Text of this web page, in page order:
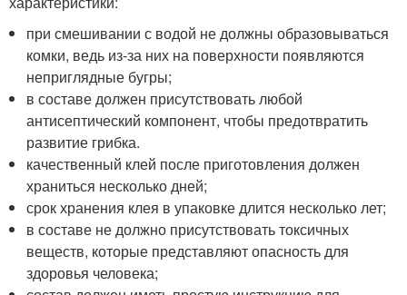
при смешивании с водой не должны образовываться
комки, ведь из-за них на поверхности появляются
неприглядные бугры;
в составе должен присутствовать любой
антисептический компонент, чтобы предотвратить
развитие грибка.
качественный клей после приготовления должен
храниться несколько дней;
срок хранения клея в упаковке длится несколько лет;
в составе не должно присутствовать токсичных
веществ, которые представляют опасность для
здоровья человека;